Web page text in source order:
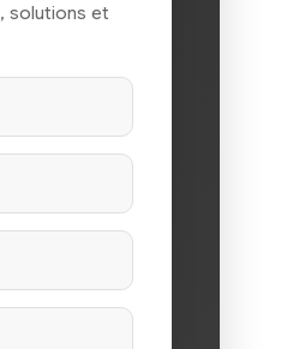
, solutions et